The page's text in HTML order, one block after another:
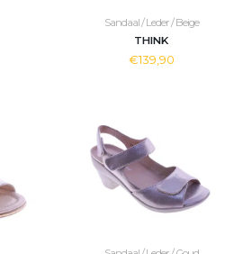
Sandaal / Leder / Beige
THINK
€139,90